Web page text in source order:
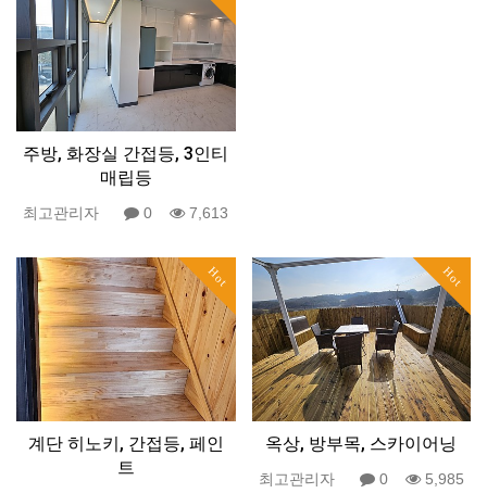
주방, 화장실 간접등, 3인티
매립등
최고관리자 0 7,613
Hot
계단 히노키, 간접등, 페인
트
Hot
옥상, 방부목, 스카이어닝
최고관리자 0 5,985